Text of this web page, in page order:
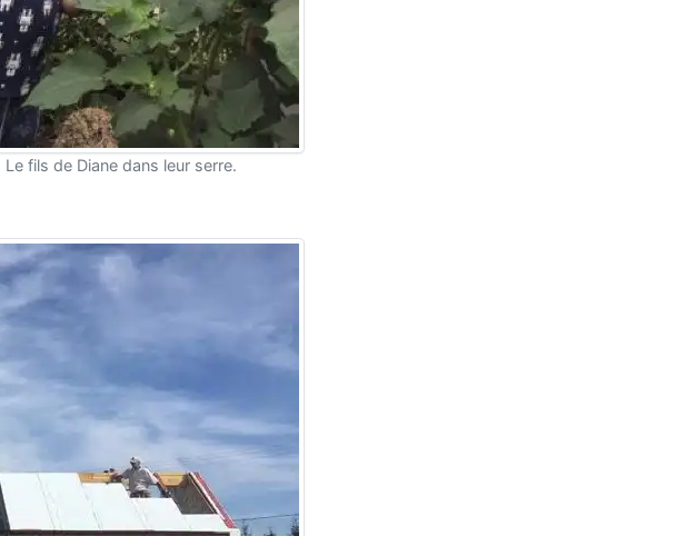
Le fils de Diane dans leur serre.